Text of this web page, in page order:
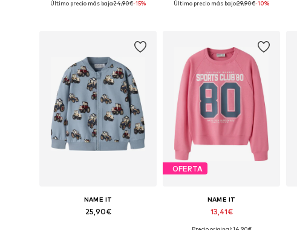
Último precio más bajo:24,90€-15%
Disponible en muchas tallas
Último precio más bajo:29,90€-10%
NAME IT
25,90€
OFERTA
NAME IT
13,41€